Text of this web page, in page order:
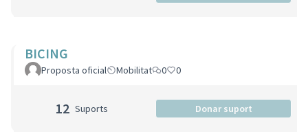
BICING
Proposta oficial Mobilitat 0 0
12 Suports Donar suport